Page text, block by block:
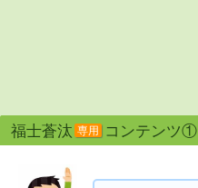
福士蒼汰 専用 コンテンツ①